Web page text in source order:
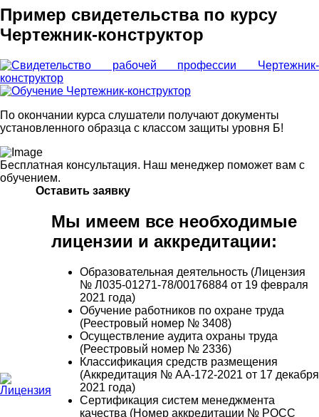
Пример свидетельства по курсу
Чертежник-конструктор
По окончании курса слушатели получают документы
установленного образца с классом защиты уровня Б!
Бесплатная консультация. Наш менеджер поможет вам с
обучением.
Оставить заявку
Мы имеем все необходимые
лицензии и аккредитации:
Образовательная деятельность (Лицензия
№ Л035-01271-78/00176884 от 19 февраля
2021 года)
Обучение работников по охране труда
(Реестровый номер № 3408)
Осуществление аудита охраны труда
(Реестровый номер № 2336)
Классификация средств размещения
(Аккредитация № АА-172-2021 от 17 декабря
2021 года)
Сертификация систем менеджмента
качества (Номер аккредитации № РОСС